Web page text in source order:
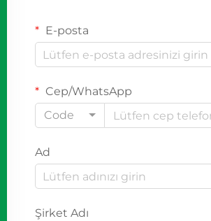
E-posta
Cep/WhatsApp
Code
Ad
Şirket Adı